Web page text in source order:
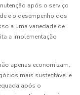
após o serviço
e o desempenho dos
a uma variedade de
a implementação
apenas economizam,
mais sustentável e
após o